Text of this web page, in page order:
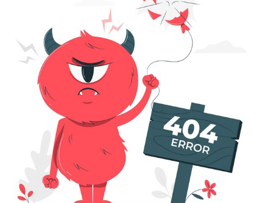
iPhone 17
iPhone 16 Pro Max
iPhone 16 Pro
iPhone 16 Plus
iPhone 15 Pro Max
iPhone 15 Pro
iPhone 15 Plus